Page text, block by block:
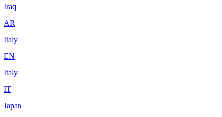
Iraq
AR
Italy
EN
Italy
IT
Japan